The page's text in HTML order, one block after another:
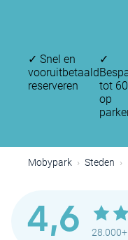
✓ Snel en
vooruitbetaald
reserveren
✓
tot
op
Mobypark Steden
4,6